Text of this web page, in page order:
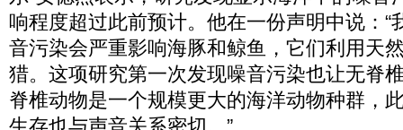
响程度超过此前预计。他在一份声明中说：“
音污染会严重影响海豚和鲸鱼，它们利用天
猎。这项研究第一次发现噪音污染也让无脊
脊椎动物是一个规模更大的海洋动物种群，